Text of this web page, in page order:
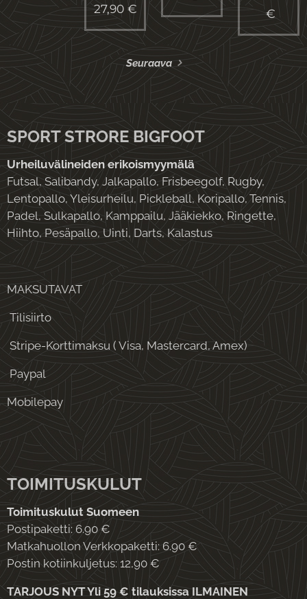
27,90€
€
Seuraava
SPORT STRORE BIGFOOT
Urheiluvälineiden erikoismyymälä
Futsal, Salibandy, Jalkapallo, Frisbeegolf, Rugby,
Lentopallo, Yleisurheilu, Pickleball, Koripallo, Tennis,
Padel, Sulkapallo, Kamppailu, Jääkiekko, Ringette,
Hiihto, Pesäpallo, Uinti, Darts, Kalastus
MAKSUTAVAT
Tilisiirto
Stripe-Korttimaksu ( Visa, Mastercard, Amex)
Paypal
Mobilepay
TOIMITUSKULUT
Toimituskulut Suomeen
Postipaketti: 6.90 €
Matkahuollon Verkkopaketti: 6.90 €
Postin kotiinkuljetus: 12,90 €
TARJOUS NYT Yli 59 € tilauksissa ILMAINEN